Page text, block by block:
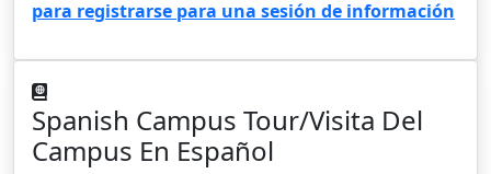
para registrarse para una sesión de información
Spanish Campus Tour/Visita Del
Campus En Español